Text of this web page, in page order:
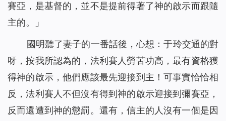
賽亞，是基督的，並不是提前得著了神的啟示而跟隨
主的。」
國明聽了妻子的一番話後，心想：于玲交通的對
呀，按我所認為的，法利賽人勞苦功高，最有資格獲
得神的啟示，他們應該最先迎接到主！可事實恰恰相
反，法利賽人不但沒有得到神的啟示迎接到彌賽亞，
反而還遭到神的懲罰。還有，信主的人沒有一個是因